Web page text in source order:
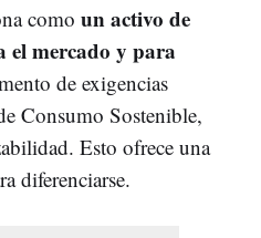
como un activo de
el mercado y para
de exigencias
Consumo Sostenible,
Esto ofrece una
diferenciarse.